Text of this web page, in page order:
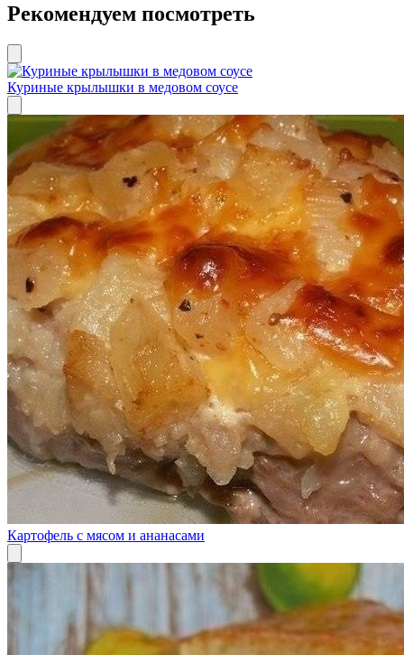
Рекомендуем посмотреть
Куриные крылышки в медовом соусе
Картофель с мясом и ананасами